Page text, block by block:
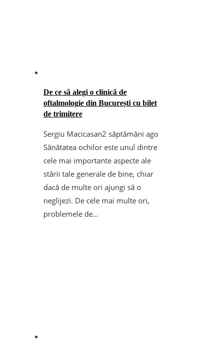
De ce să alegi o clinică de
oftalmologie din București cu bilet
de trimitere
Sergiu Macicasan2 săptămâni ago
Sănătatea ochilor este unul dintre
cele mai importante aspecte ale
stării tale generale de bine, chiar
dacă de multe ori ajungi să o
neglijezi. De cele mai multe ori,
problemele de...